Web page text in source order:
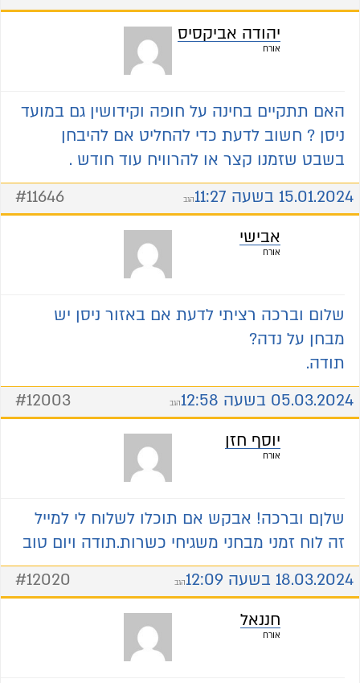
יהודה אביקסיס
אורח
האם תתקיים בחינה על חופה וקידושין גם במועד
ניסן ? חשוב לדעת כדי להחליט אם להיבחן
בשבט שזמנו קצר או להרוויח עוד חודש .
15.01.2024 בשעה 11:27
#11646 הגב
אבישי
אורח
שלום וברכה רציתי לדעת אם באזור ניסן יש
מבחן על נדה?
תודה.
05.03.2024 בשעה 12:58
#12003 הגב
יוסף חזן
אורח
שלןם וברכה! אבקש אם תוכלו לשלוח לי למייל
זה לוח זמני מבחני משגיחי כשרות.תודה ויום טוב
18.03.2024 בשעה 12:09
#12020 הגב
חננאל
אורח